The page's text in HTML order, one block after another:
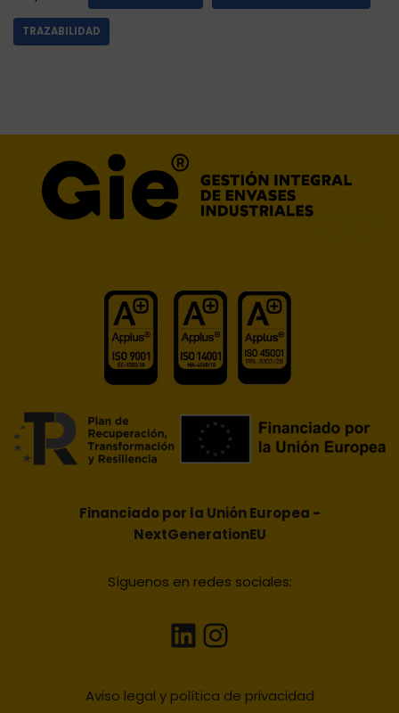
TRAZABILIDAD
Financiado por la Unión Europea -
NextGenerationEU
Síguenos en redes sociales:
Aviso legal y política de privacidad